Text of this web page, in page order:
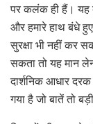
पर कलंक ही हैं। यह
और हमारे हाथ बंधे
सुरक्षा भी नहीं कर
सकता तो यह मान
दार्शनिक आधार
गया है जो बातें तो